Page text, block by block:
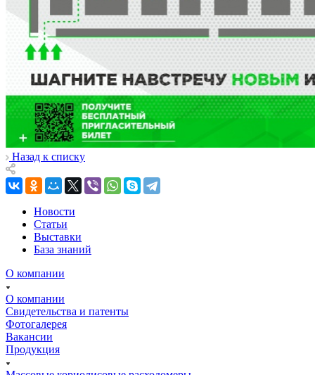
Назад к списку
Новости
Статьи
Выставки
База знаний
О компании
О компании
Свидетельства и патенты
Фотогалерея
Вакансии
Продукция